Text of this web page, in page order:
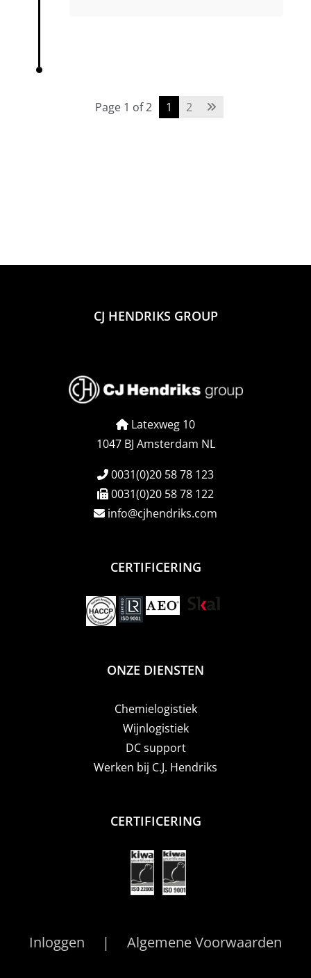
Page 1 of 2 1 2
CJ HENDRIKS GROUP
Latexweg 10
1047 BJ Amsterdam NL
0031(0)20 58 78 123
0031(0)20 58 78 122
info@cjhendriks.com
CERTIFICERING
ONZE DIENSTEN
Chemielogistiek
Wijnlogistiek
DC support
Werken bij C.J. Hendriks
CERTIFICERING
Inloggen Algemene Voorwaarden